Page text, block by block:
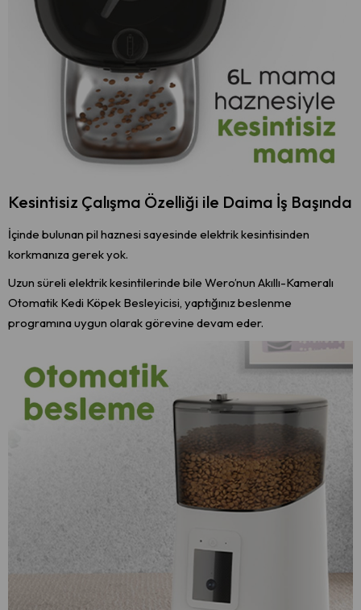
Kesintisiz Çalışma Özelliği ile Daima İş Başında
İçinde bulunan pil haznesi sayesinde elektrik kesintisinden
korkmanıza gerek yok.
Uzun süreli elektrik kesintilerinde bile Wero’nun Akıllı-Kameralı
Otomatik Kedi Köpek Besleyicisi, yaptığınız beslenme
programına uygun olarak görevine devam eder.